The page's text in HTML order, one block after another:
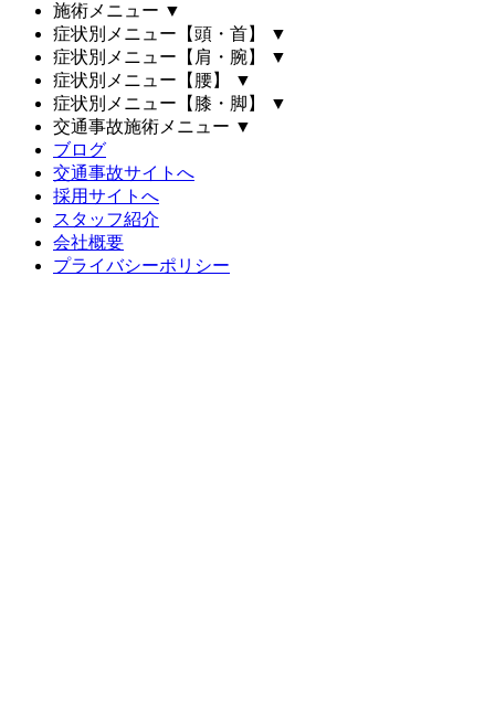
施術メニュー ▼
症状別メニュー【頭・首】
▼
症状別メニュー【肩・腕】
▼
症状別メニュー【腰】
▼
症状別メニュー【膝・脚】
▼
交通事故施術メニュー ▼
ブログ
交通事故サイトへ
採用サイトへ
スタッフ紹介
会社概要
プライバシーポリシー